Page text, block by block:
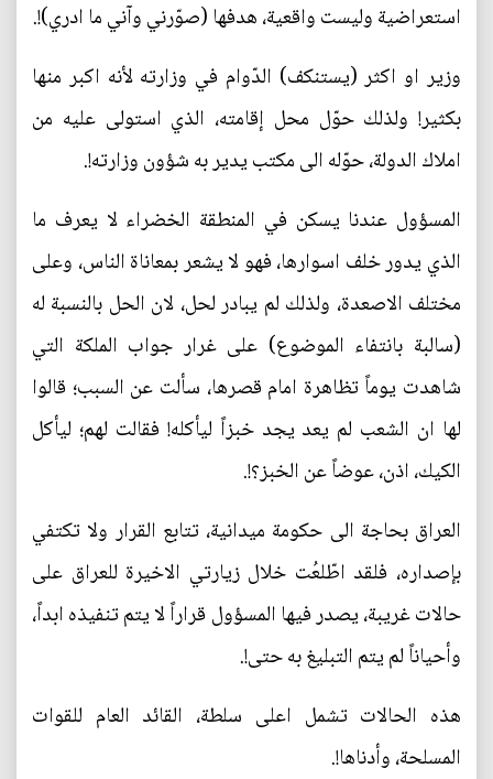
استعراضية وليست واقعية، هدفها (صوّرني وآني ما ادري)!.
وزير او اكثر (يستنكف) الدّوام في وزارته لأنه اكبر منها
بكثير! ولذلك حوّل محل إقامته، الذي استولى عليه من
املاك الدولة، حوّله الى مكتب يدير به شؤون وزارته!.
المسؤول عندنا يسكن في المنطقة الخضراء لا يعرف ما
الذي يدور خلف اسوارها، فهو لا يشعر بمعاناة الناس، وعلى
مختلف الاصعدة، ولذلك لم يبادر لحل، لان الحل بالنسبة له
(سالبة بانتفاء الموضوع) على غرار جواب الملكة التي
شاهدت يوماً تظاهرة امام قصرها، سألت عن السبب؛ قالوا
لها ان الشعب لم يعد يجد خبزاً ليأكله! فقالت لهم؛ ليأكل
الكيك، اذن، عوضاً عن الخبز؟!.
العراق بحاجة الى حكومة ميدانية، تتابع القرار ولا تكتفي
بإصداره، فلقد اطّلعُت خلال زيارتي الاخيرة للعراق على
حالات غريبة، يصدر فيها المسؤول قراراً لا يتم تنفيذه ابداً،
وأحياناً لم يتم التبليغ به حتى!.
هذه الحالات تشمل اعلى سلطة، القائد العام للقوات
المسلحة، وأدناها!.